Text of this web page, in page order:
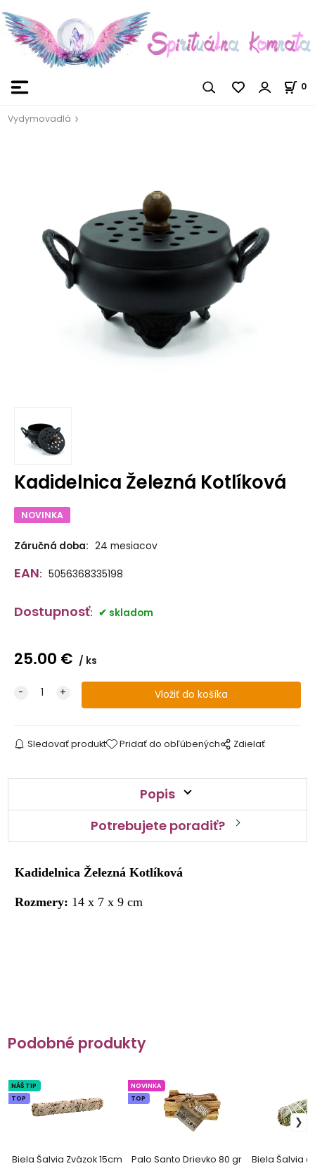
0
Vydymovadlá
Kadidelnica Železná Kotlíková
NOVINKA
Záručná doba: 24 mesiacov
EAN: 5056368335198
Dostupnosť: skladom
25.00 € ks
Sledovať produkt Pridať do obľúbených Zdielať
Popis
Potrebujete poradiť?
Kadidelnica Železná Kotlíková
Rozmery: 14 x 7 x 9 cm
Podobné produkty
Biela Šalvia Zväzok 15cm
NÁŠ TIP
TOP
Palo Santo Drievko 80 gr
NOVINKA
TOP
Biela Šalvia